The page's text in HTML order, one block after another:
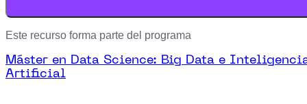
Este recurso forma parte del programa
Máster en Data Science: Big Data e
Artificial